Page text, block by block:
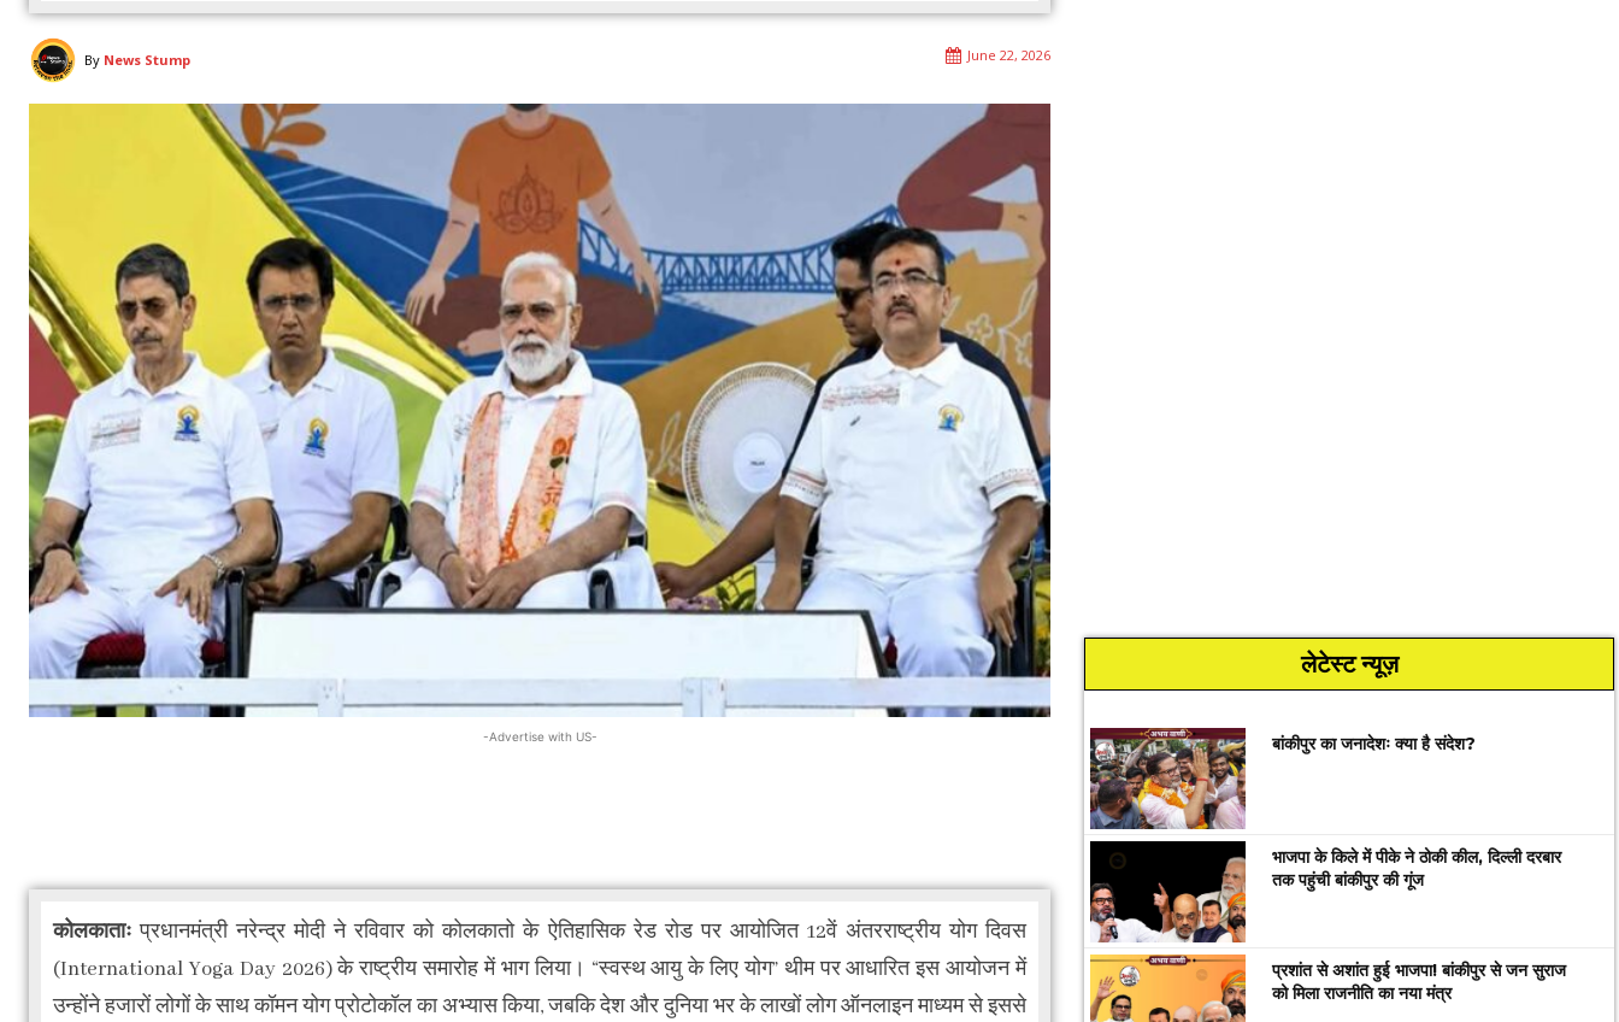
By News Stump June 22, 2026
-Advertise with US-
कोलकाताः प्रधानमंत्री नरेन्द्र मोदी ने रविवार को कोलकातो के ऐतिहासिक रेड रोड पर आयोजित 12वें अंतरराष्ट्रीय योग दिवस
(International Yoga Day 2026) के राष्ट्रीय समारोह में भाग लिया। “स्वस्थ आयु के लिए योग” थीम पर आधारित इस आयोजन में
उन्होंने हजारों लोगों के साथ कॉमन योग प्रोटोकॉल का अभ्यास किया, जबकि देश और दुनिया भर के लाखों लोग ऑनलाइन माध्यम से इससे
लेटेस्ट न्यूज़
बांकीपुर का जनादेशः क्या है संदेश?
भाजपा के किले में पीके ने ठोकी कील, दिल्ली दरबार
तक पहुंची बांकीपुर की गूंज
प्रशांत से अशांत हुई भाजपा! बांकीपुर से जन सुराज
को मिला राजनीति का नया मंत्र